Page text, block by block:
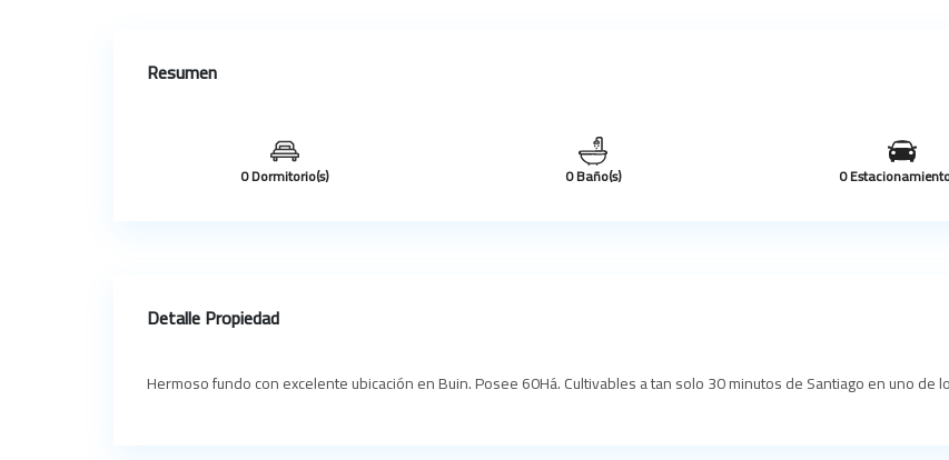
Resumen
0 Dormitorio(s) 0 Baño(s) 0
Detalle Propiedad
Hermoso fundo con excelente ubicación en Buin. Posee 60Há. Cultivables a tan solo 30 minutos de Santiago en uno de